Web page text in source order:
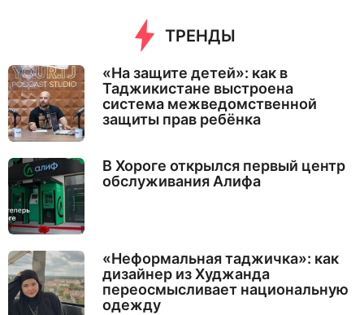
ТРЕНДЫ
«На защите детей»: как в
Таджикистане выстроена
система межведомственной
защиты прав ребёнка
В Хороге открылся первый центр
обслуживания Алифа
«Неформальная таджичка»: как
дизайнер из Худжанда
переосмысливает национальную
одежду